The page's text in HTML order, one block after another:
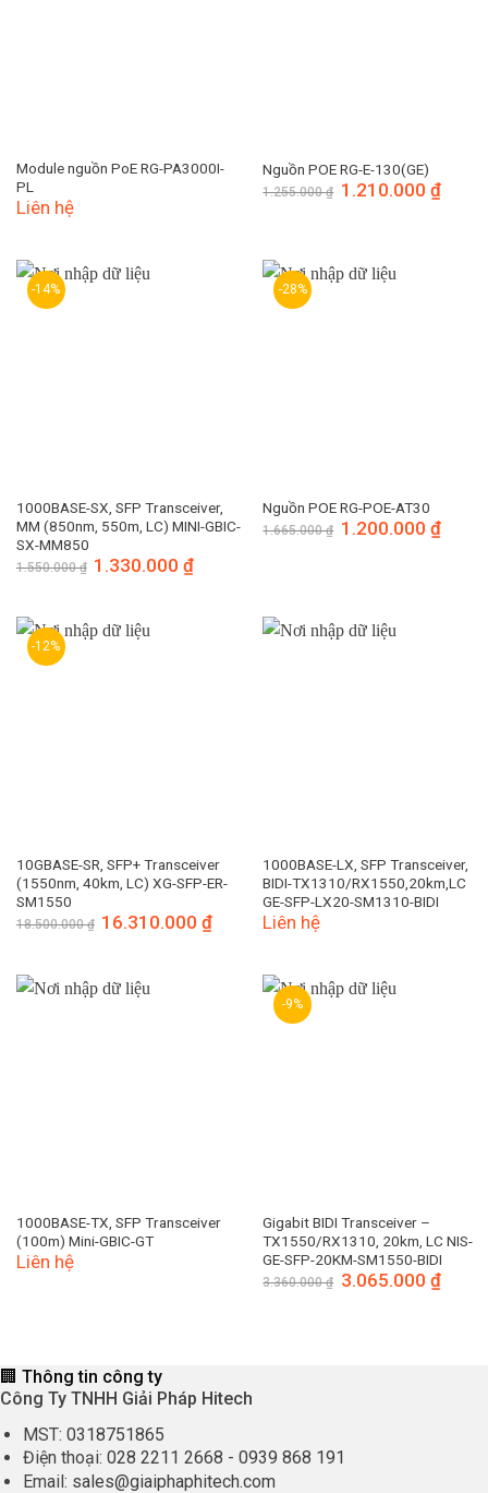
Module nguồn PoE RG-PA3000I-
PL
Liên hệ
Nguồn POE RG-E-130(GE)
1.255.000₫ Giá
gốc
1.210.000 ₫Giá
-14%
1000BASE-SX, SFP Transceiver,
MM (850nm, 550m, LC) MINI-GBIC-
SX-MM850
1.550.000₫ Giá
gốc
1.330.000₫
1.330.000 ₫.
-28%
Nguồn POE RG-POE-AT30
1.665.000₫ Giá
gốc
1.200.000 ₫Giá
-12%
10GBASE-SR, SFP+ Transceiver
(1550nm, 40km, LC) XG-SFP-ER-
SM1550
18.500.000₫ Giá
gốc
16.310.000₫
16.310.000 ₫.
1000BASE-LX, SFP Transceiver,
BIDI-TX1310/RX1550,20km,LC
GE-SFP-LX20-SM1310-BIDI
Liên hệ
1000BASE-TX, SFP Transceiver
(100m) Mini-GBIC-GT
Liên hệ
-9%
Gigabit BIDI Transceiver –
TX1550/RX1310, 20km, LC NIS-
GE-SFP-20KM-SM1550-BIDI
3.360.000₫ Giá
gốc
3.065.000 ₫Giá
🏢 Thông tin công ty
Công Ty TNHH Giải Pháp Hitech
MST: 0318751865
Điện thoại: 028 2211 2668 - 0939 868 191
Email: sales@giaiphaphitech.com